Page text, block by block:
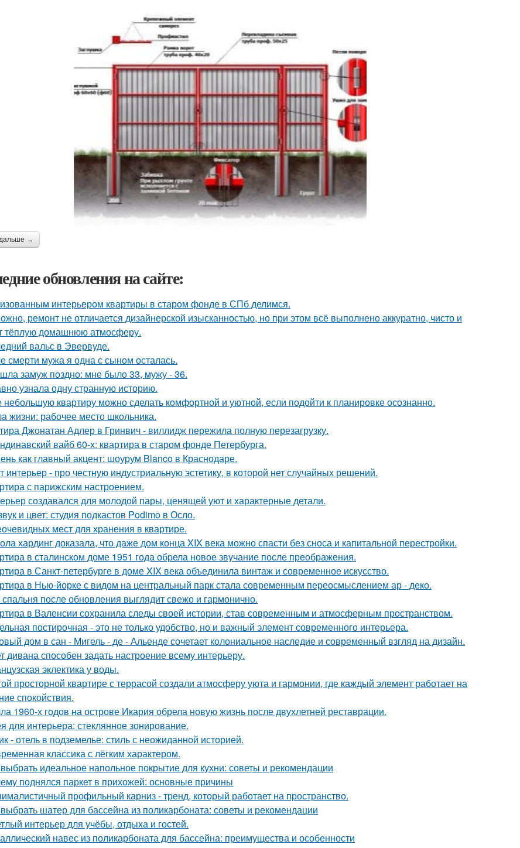
→
обновления на сайте:
интерьером квартиры в старом фонде в СПб делимся.
ремонт не отличается дизайнерской изысканностью, но при этом всё выполнено аккуратно, чисто и
тёплую домашнюю атмосферу.
вальс в Эвервуде.
смерти мужа я одна с сыном осталась.
замуж поздно: мне было 33, мужу - 36.
узнала одну странную историю.
квартиру можно сделать комфортной и уютной, если подойти к планировке осознанно.
жизни: рабочее место школьника.
Джонатан Адлер в Гринвич - виллидж пережила полную перезагрузку.
вайб 60-х: квартира в старом фонде Петербурга.
как главный акцент: шоурум Blanco в Краснодаре.
интерьер - про честную индустриальную эстетику, в которой нет случайных решений.
с парижским настроением.
создавался для молодой пары, ценящей уют и характерные детали.
и цвет: студия подкастов Podimo в Осло.
мест для хранения в квартире.
хардинг доказала, что даже дом конца XIX века можно спасти без сноса и капитальной перестройки.
в сталинском доме 1951 года обрела новое звучание после преображения.
в Санкт-петербурге в доме XIX века объединила винтаж и современное искусство.
в Нью-йорке с видом на центральный парк стала современным переосмыслением ар - деко.
после обновления выглядит свежо и гармонично.
в Валенсии сохранила следы своей истории, став современным и атмосферным пространством.
постирочная - это не только удобство, но и важный элемент современного интерьера.
дом в сан - Мигель - де - Альенде сочетает колониальное наследие и современный взгляд на дизайн.
дивана способен задать настроение всему интерьеру.
эклектика у воды.
просторной квартире с террасой создали атмосферу уюта и гармонии, где каждый элемент работает на
спокойствия.
1960-х годов на острове Икария обрела новую жизнь после двухлетней реставрации.
для интерьера: стеклянное зонирование.
- отель в подземелье: стиль с неожиданной историей.
классика с лёгким характером.
идеальное напольное покрытие для кухни: советы и рекомендации
поднялся паркет в прихожей: основные причины
профильный карниз - тренд, который работает на пространство.
шатер для бассейна из поликарбоната: советы и рекомендации
интерьер для учёбы, отдыха и гостей.
навес из поликарбоната для бассейна: преимущества и особенности